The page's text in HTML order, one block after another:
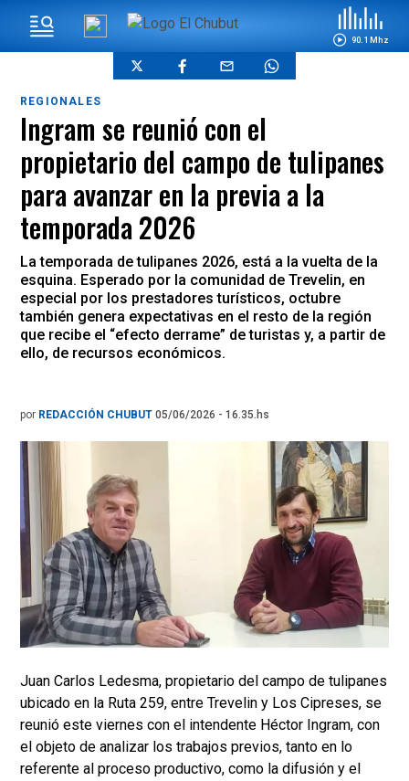
90.1 Mhz
REGIONALES
Ingram se reunió con el
propietario del campo de tulipanes
para avanzar en la previa a la
temporada 2026
La temporada de tulipanes 2026, está a la vuelta de la
esquina. Esperado por la comunidad de Trevelin, en
especial por los prestadores turísticos, octubre
también genera expectativas en el resto de la región
que recibe el “efecto derrame” de turistas y, a partir de
ello, de recursos económicos.
por REDACCIÓN CHUBUT 05/06/2026 - 16.35.hs
Juan Carlos Ledesma, propietario del campo de tulipanes
ubicado en la Ruta 259, entre Trevelin y Los Cipreses, se
reunió este viernes con el intendente Héctor Ingram, con
el objeto de analizar los trabajos previos, tanto en lo
referente al proceso productivo, como la difusión y el